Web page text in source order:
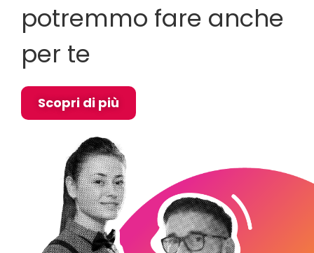
potremmo fare anche
per te
Scopri di più